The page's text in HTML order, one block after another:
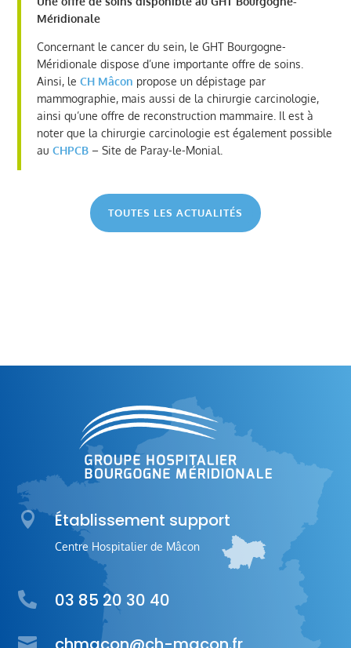
Méridionale
Concernant le cancer du sein, le GHT Bourgogne-
Méridionale dispose d’une importante offre de soins.
Ainsi, leCH Mâcon propose un dépistage par
mammographie, mais aussi de la chirurgie carcinologie,
ainsi qu’une offre de reconstruction mammaire. Il est à
noter que la chirurgie carcinologie est également possible
auCHPCB – Site de Paray-le-Monial.
TOUTES LES ACTUALITÉS
 Établissement support
Centre Hospitalier de Mâcon
 03 85 20 30 40
